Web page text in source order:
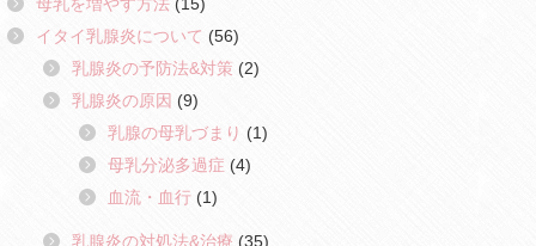
イタイ乳腺炎について (56)
乳腺炎の予防法&対策 (2)
乳腺炎の原因 (9)
乳腺の母乳づまり (1)
母乳分泌多過症 (4)
血流・血行 (1)
乳腺炎の対処法&治療 (35)